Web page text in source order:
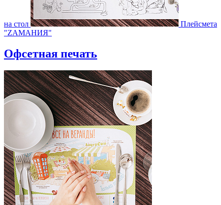
на стол
Плейсмета
"ZAMAНИЯ"
Офсетная печать